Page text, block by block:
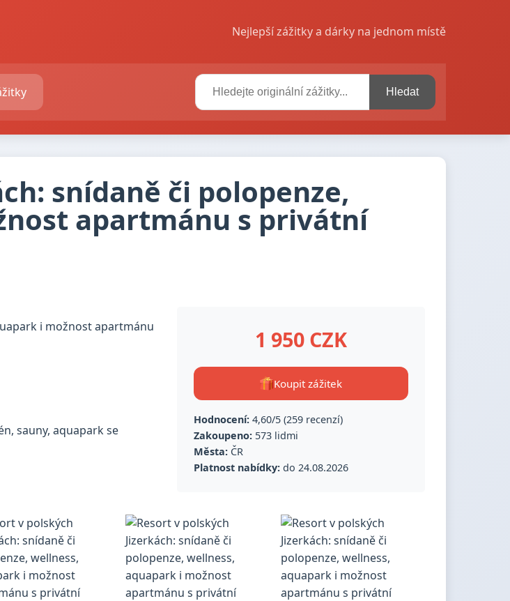
Nejlepší zážitky a dárky na jednom místě
Hledat
snídaně či polopenze,
apartmánu s privátní
sauny, aquapark se
1 950 CZK
Koupit zážitek
Hodnocení: 4,60/5 (259 recenzí)
Zakoupeno: 573 lidmi
Města: ČR
Platnost nabídky: do 24.08.2026